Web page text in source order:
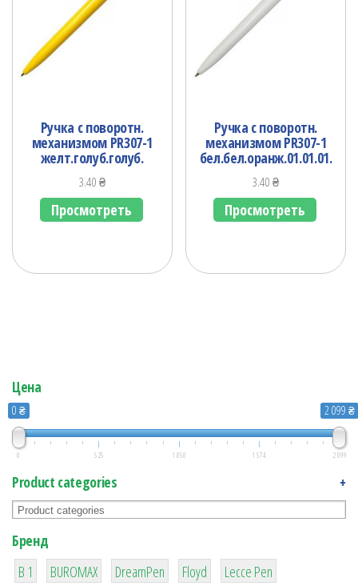
Ручка с поворотн.
механизмом PR307-1
желт.голуб.голуб.
3.40₴
Просмотреть
Ручка с поворотн.
механизмом PR307-1
бел.бел.оранж.01.01.01.
3.40₴
Просмотреть
Цена
0 ₴ 2 099 ₴
0 525 1 050 1 574 2 099
Product categories +
Бренд
B 1
1
BUROMAX
1
DreamPen
2
Floyd
2
Lecce Pen